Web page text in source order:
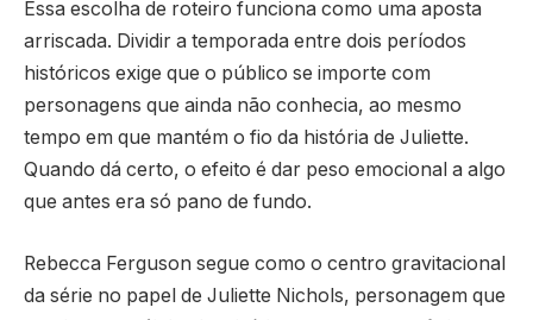
Essa escolha de roteiro funciona como uma aposta
arriscada. Dividir a temporada entre dois períodos
históricos exige que o público se importe com
personagens que ainda não conhecia, ao mesmo
tempo em que mantém o fio da história de Juliette.
Quando dá certo, o efeito é dar peso emocional a algo
que antes era só pano de fundo.
Rebecca Ferguson segue como o centro gravitacional
da série no papel de Juliette Nichols, personagem que